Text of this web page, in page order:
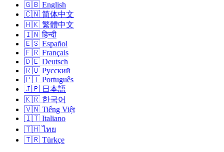
🇬🇧 English
🇨🇳 简体中文
🇭🇰 繁體中文
🇮🇳 हिन्दी
🇪🇸 Español
🇫🇷 Français
🇩🇪 Deutsch
🇷🇺 Русский
🇵🇹 Português
🇯🇵 日本語
🇰🇷 한국어
🇻🇳 Tiếng Việt
🇮🇹 Italiano
🇹🇭 ไทย
🇹🇷 Türkçe